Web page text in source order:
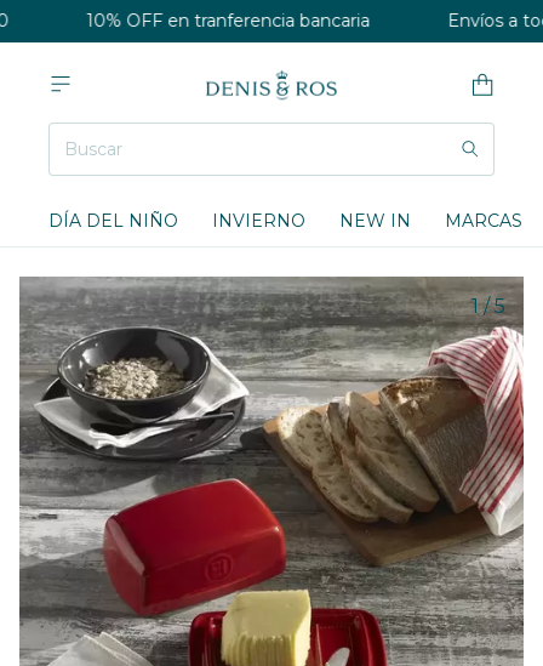
10% OFF en tranferencia bancaria Envíos a
DÍA DEL NIÑO INVIERNO NEW IN MARCAS
1/5